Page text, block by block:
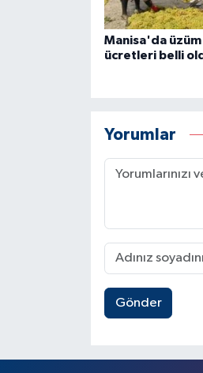
Manisa'da
ücretleri belli
Yorumlar
Gönder